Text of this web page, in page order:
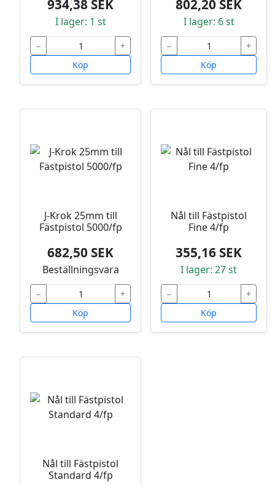
934,38 SEK
I lager: 1 st
−
+
Köp
802,20 SEK
I lager: 6 st
−
+
Köp
J-Krok 25mm till
Fästpistol 5000/fp
682,50 SEK
Beställningsvara
−
+
Köp
Nål till Fästpistol
Fine 4/fp
355,16 SEK
I lager: 27 st
−
+
Köp
Nål till Fästpistol
Standard 4/fp